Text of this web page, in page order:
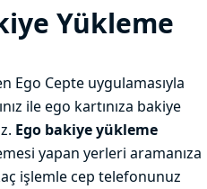
Yükleme
Ego Cepte uygulamasıyla
ile ego kartınıza bakiye
Ego bakiye yükleme
yapan yerleri aramanıza
işlemle cep telefonunuz